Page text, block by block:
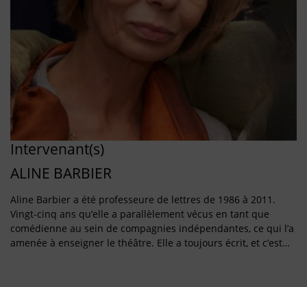
Intervenant(s)
ALINE BARBIER
Aline Barbier a été professeure de lettres de 1986 à 2011.
Vingt-cinq ans qu’elle a parallèlement vécus en tant que
comédienne au sein de compagnies indépendantes, ce qui l’a
amenée à enseigner le théâtre. Elle a toujours écrit, et c’est…